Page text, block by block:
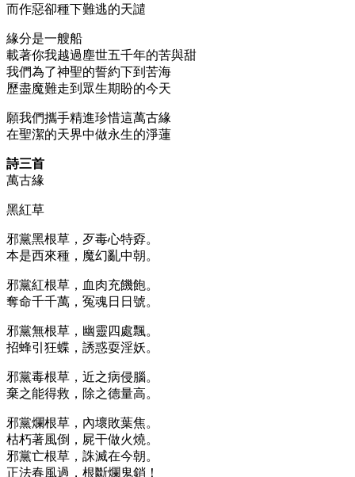
而作惡卻種下難逃的天譴
緣分是一艘船
載著你我越過塵世五千年的苦與甜
我們為了神聖的誓約下到苦海
歷盡魔難走到眾生期盼的今天
願我們攜手精進珍惜這萬古緣
在聖潔的天界中做永生的淨蓮
詩三首
萬古緣
黑紅草
邪黨黑根草，歹毒心特孬。
本是西來種，魔幻亂中朝。
邪黨紅根草，血肉充饑飽。
奪命千千萬，冤魂日日號。
邪黨無根草，幽靈四處飄。
招蜂引狂蝶，誘惑耍淫妖。
邪黨毒根草，近之病侵腦。
棄之能得救，除之德量高。
邪黨爛根草，內壞敗葉焦。
枯朽著風倒，屍干做火燒。
邪黨亡根草，誅滅在今朝。
正法春風過，根斷爛鬼銷！